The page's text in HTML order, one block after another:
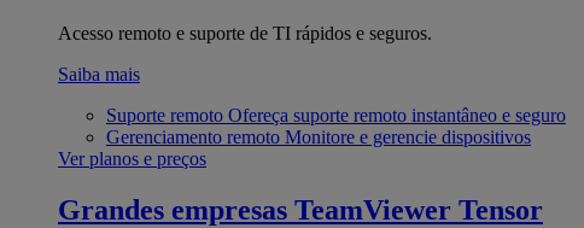
Acesso remoto e suporte de TI rápidos e seguros.
Saiba mais
Suporte remoto Ofereça suporte remoto instantâneo e seguro
Gerenciamento remoto Monitore e gerencie dispositivos
Ver planos e preços
Grandes empresas TeamViewer Tensor